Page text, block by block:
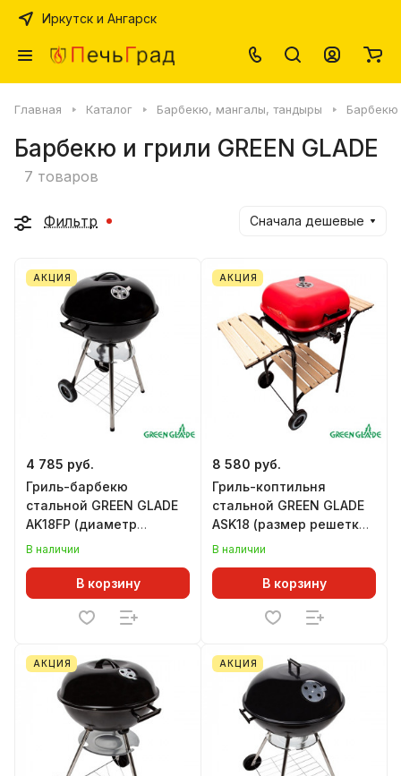
Иркутск и Ангарск
Главная Каталог Барбекю, мангалы, тандыры Барбекю
Барбекю и грили GREEN GLADE
7 товаров
Фильтр Сначала дешевые
АКЦИЯ
4 785 руб.
Гриль-барбекю
стальной GREEN GLADE
AK18FP (диаметр
решетки 440 мм)
В наличии
В корзину
АКЦИЯ
8 580 руб.
Гриль-коптильня
стальной GREEN GLADE
ASK18 (размер решетки
450 х 450 мм)
В наличии
В корзину
АКЦИЯ АКЦИЯ